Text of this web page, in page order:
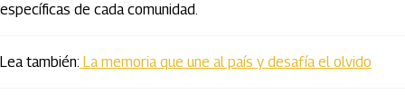
específicas de cada comunidad.
Lea también: La memoria que une al país y desafía el olvido